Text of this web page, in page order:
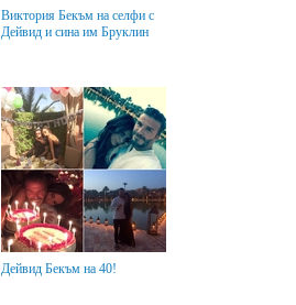
Виктория Бекъм на селфи с
Дейвид и сина им Бруклин
Дейвид Бекъм на 40!